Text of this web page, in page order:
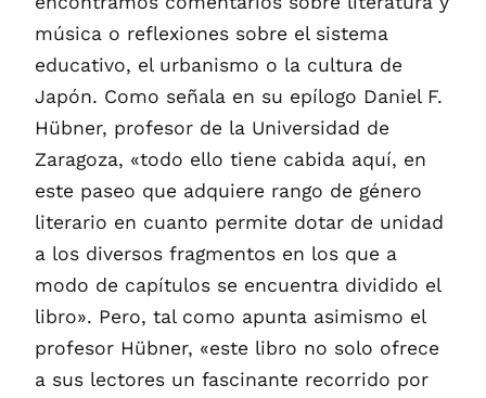
música o reflexiones sobre el sistema
educativo, el urbanismo o la cultura de
Japón. Como señala en su epílogo Daniel F.
Hübner, profesor de la Universidad de
Zaragoza, «todo ello tiene cabida aquí, en
este paseo que adquiere rango de género
literario en cuanto permite dotar de unidad
a los diversos fragmentos en los que a
modo de capítulos se encuentra dividido el
libro». Pero, tal como apunta asimismo el
profesor Hübner, «este libro no solo ofrece
a sus lectores un fascinante recorrido por